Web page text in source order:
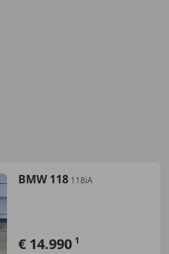
BMW 118 118iA
€ 14.990 1